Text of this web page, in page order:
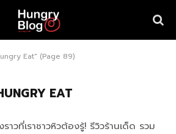
Eat" (Page 89)
EAT
าวที่เราชาวหิวต้องรู้! รีวิวร้านเด็ด รวม